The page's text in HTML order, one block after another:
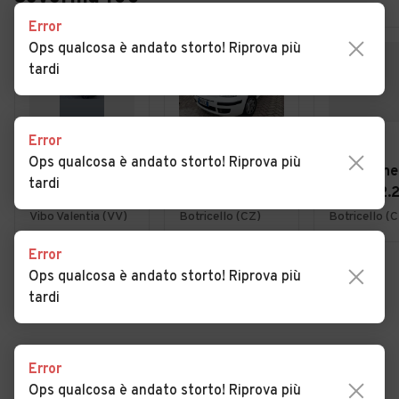
€ 11.490
Citroen C3
Aircross
BlueHDi 110
S&S Shine Pack
Vibo Valentia (VV)
Fiat Panda 1.3
Classic
Botricello (CZ)
Alfa
Stelvio 2.2
CV AT8
Botricello
VEDI TUTTE
Cerca altri risultati
Error
Ops qualcosa è andato storto! Riprova più
tardi
Error
Ops qualcosa è andato storto! Riprova più
tardi
Error
Ops qualcosa è andato storto! Riprova più
tardi
Error
Ops qualcosa è andato storto! Riprova più